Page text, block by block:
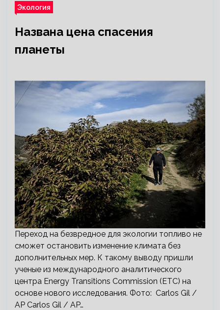
Экология
Названа цена спасения
планеты
Переход на безвредное для экологии топливо не
сможет остановить изменение климата без
дополнительных мер. К такому выводу пришли
ученые из международного аналитического
центра Energy Transitions Commission (ETC) на
основе нового исследования. Фото: Carlos Gil /
AP Carlos Gil / AP…